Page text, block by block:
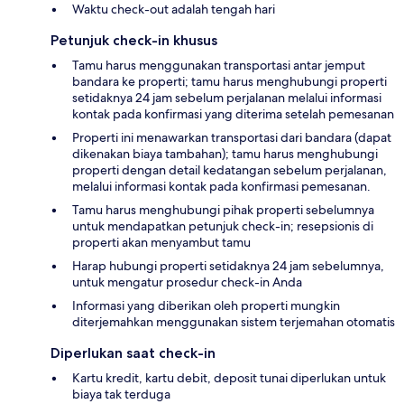
Waktu check-out adalah tengah hari
Petunjuk check-in khusus
Tamu harus menggunakan transportasi antar jemput
bandara ke properti; tamu harus menghubungi properti
setidaknya 24 jam sebelum perjalanan melalui informasi
kontak pada konfirmasi yang diterima setelah pemesanan
Properti ini menawarkan transportasi dari bandara (dapat
dikenakan biaya tambahan); tamu harus menghubungi
properti dengan detail kedatangan sebelum perjalanan,
melalui informasi kontak pada konfirmasi pemesanan.
Tamu harus menghubungi pihak properti sebelumnya
untuk mendapatkan petunjuk check-in; resepsionis di
properti akan menyambut tamu
Harap hubungi properti setidaknya 24 jam sebelumnya,
untuk mengatur prosedur check-in Anda
Informasi yang diberikan oleh properti mungkin
diterjemahkan menggunakan sistem terjemahan otomatis
Diperlukan saat check-in
Kartu kredit, kartu debit, deposit tunai diperlukan untuk
biaya tak terduga